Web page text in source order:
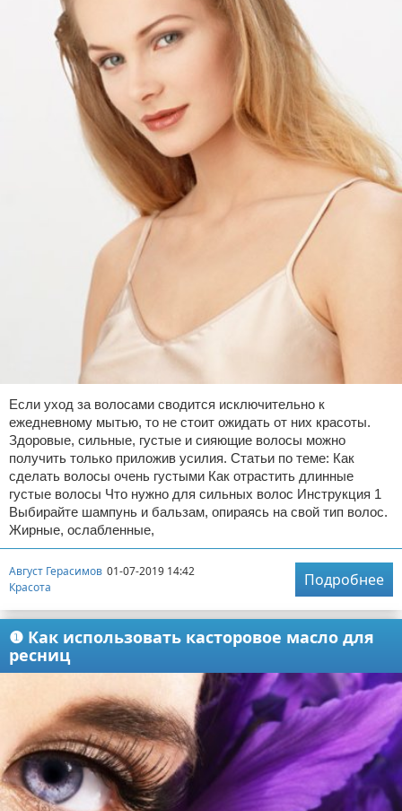
Если уход за волосами сводится исключительно к
ежедневному мытью, то не стоит ожидать от них красоты.
Здоровые, сильные, густые и сияющие волосы можно
получить только приложив усилия. Статьи по теме: Как
сделать волосы очень густыми Как отрастить длинные
густые волосы Что нужно для сильных волос Инструкция 1
Выбирайте шампунь и бальзам, опираясь на свой тип волос.
Жирные, ослабленные,
Август Герасимов 01-07-2019 14:42
Красота
Подробнее
❶ Как использовать касторовое масло для
ресниц